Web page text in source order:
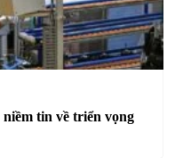
tin về triển vọng